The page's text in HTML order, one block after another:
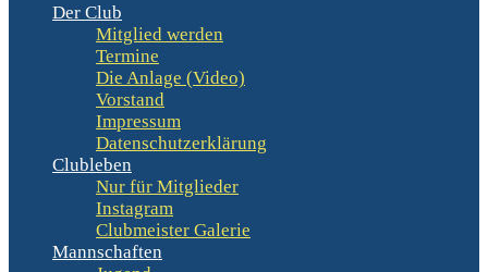
Der Club
Mitglied werden
Termine
Die Anlage (Video)
Vorstand
Impressum
Datenschutzerklärung
Clubleben
Nur für Mitglieder
Instagram
Clubmeister Galerie
Mannschaften